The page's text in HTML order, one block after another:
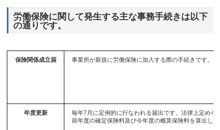
労働保険に関して発生する主な事務手続きは以下
の通りです。
保険関係成立届 事業所が新規に労働保険に加入する際の手続きです。
年度更新
毎年7月に定例的に行なわれる届出です。法律上定めら
前年度の確定保険料及び今年度の概算保険料を算出し